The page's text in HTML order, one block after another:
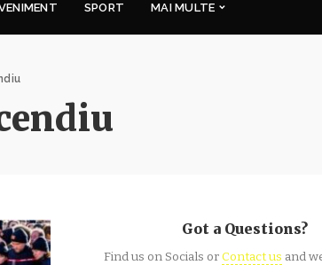
SPORT MAI MULTE
Got a Questions?
Find us on Socials orContact us and